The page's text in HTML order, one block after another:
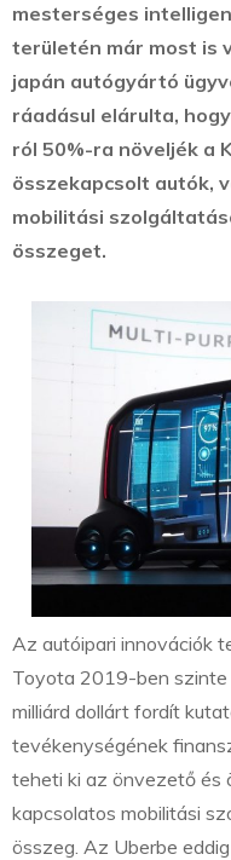
mesterséges
területén már most is
japán autógyártó
ráadásul elárulta,
ról 50%-ra növeljék a
összekapcsolt autók,
mobilitási
összeget.
Az autóipari innovációk
Toyota 2019-ben
milliárd dollárt fordít
tevékenységének
teheti ki az önvezető és
kapcsolatos mobilitási
összeg. Az Uberbe